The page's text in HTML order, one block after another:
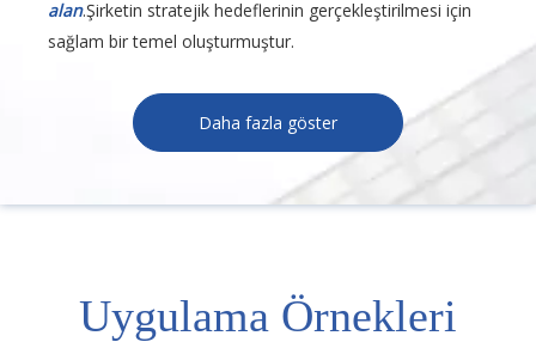
alan.Şirketin stratejik hedeflerinin gerçekleştirilmesi için
sağlam bir temel oluşturmuştur.
Daha fazla göster
Uygulama Örnekleri